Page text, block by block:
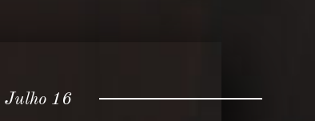
Julho 16